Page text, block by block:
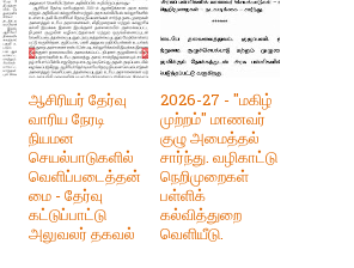
ஆசிரியர் தேர்வு
வாரிய நேரடி
நியமன
செயல்பாடுகளில்
வெளிப்படைத்தன்
மை - தேர்வு
கட்டுப்பாட்டு
அலுவலர் தகவல்
2026-27 - "மகிழ்
முற்றம்" மாணவர்
குழு அமைத்தல்
சார்ந்து. வழிகாட்டு
நெறிமுறைகள்
பள்ளிக்
கல்வித்துறை
வெளியீடு.